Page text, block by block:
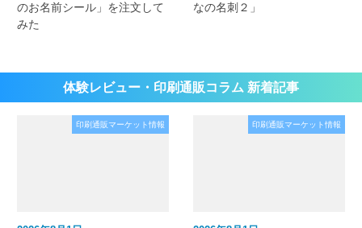
のお名前シール」を注文して
みた
なの名刺２」
体験レビュー・印刷通販コラム 新着記事
印刷通販マーケット情報 印刷通販マーケット情報